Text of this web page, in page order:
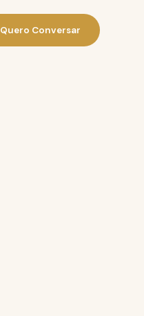
Quero Conversar